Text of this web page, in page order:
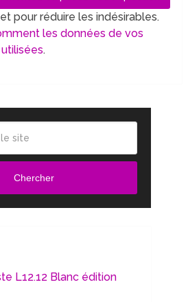
pour réduire les indésirables.
les données de vos
.
Chercher
L12.12 Blanc édition